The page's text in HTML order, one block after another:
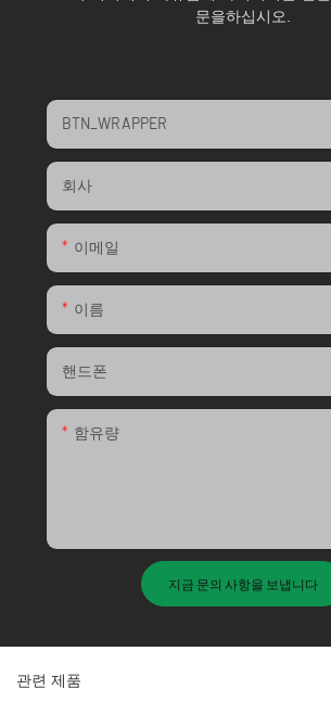
문을하십시오.
BTN_WRAPPER
회사
이메일
이름
핸드폰
함유량
지금 문의 사항을 보냅니다
관련 제품